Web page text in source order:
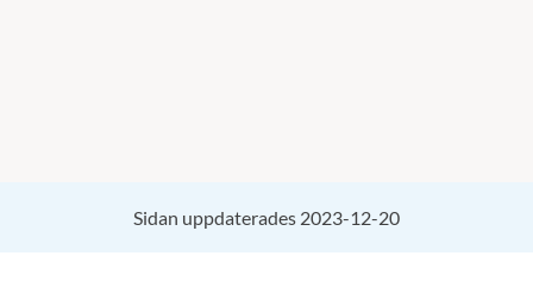
Sidan uppdaterades 2023-12-20